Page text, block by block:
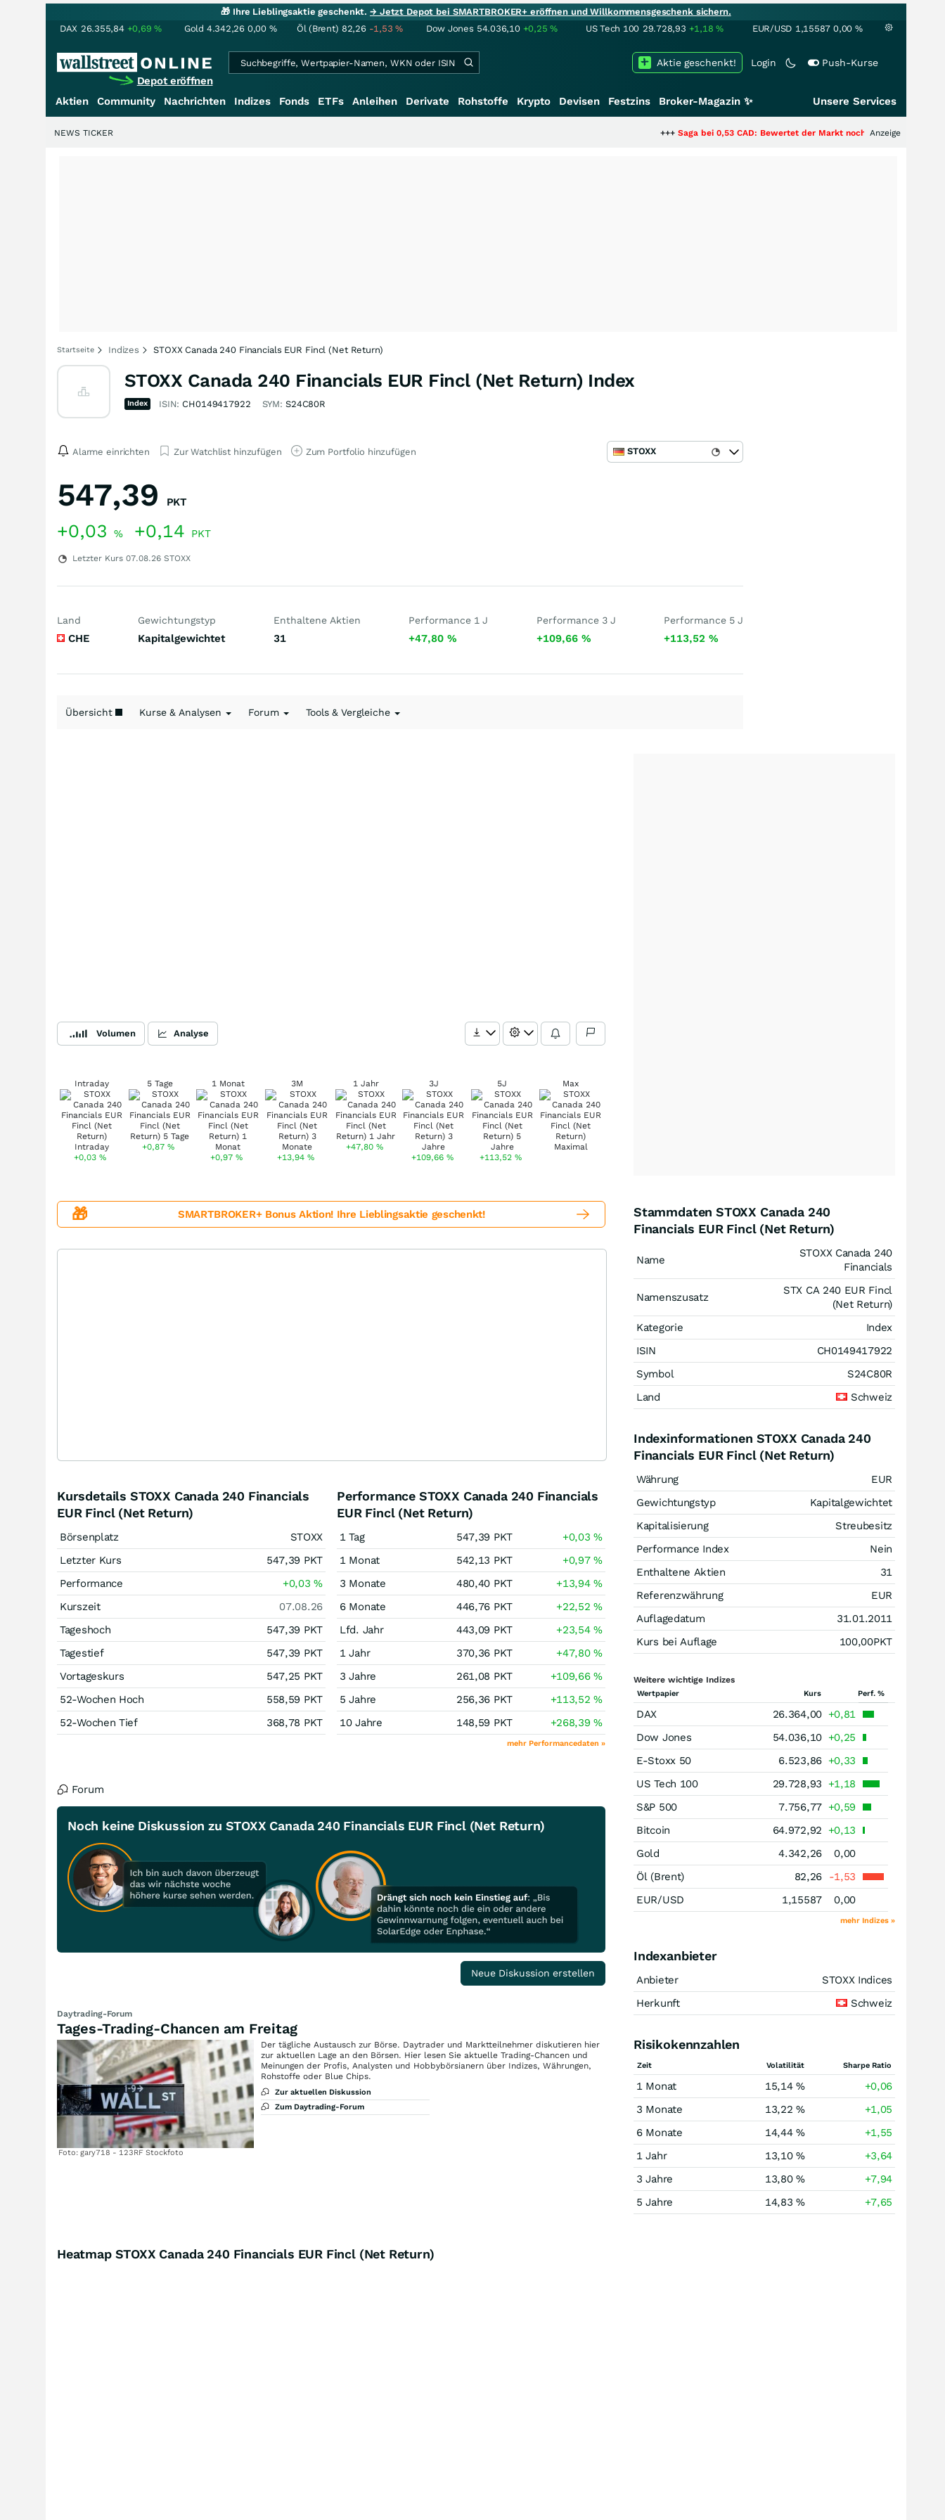
🎁 Ihre Lieblingsaktie geschenkt.→ Jetzt Depot bei SMARTBROKER+ eröffnen und Willkommensgeschenk sichern.
DAX 26.355,84 +0,69% Gold 4.342,26 0,00 % Öl (Brent) 82,26 -1,53% Dow Jones 54.036,10 +0,25% US Tech 100 29.728,93 +1,18% EUR/USD 1,15587 0,00 %
Depot eröffnen
Login Push-Kurse
Aktie geschenkt!
Aktien Community Nachrichten Indizes Fonds ETFs Anleihen Derivate Rohstoffe Krypto Devisen Festzins Broker-Magazin ✨ Unsere Services
Saga bei 0,53 CAD: Bewertet der Markt noch immer nur die Hälfte der
Anzeige
NEWS TICKER
Startseite Indizes STOXX Canada 240 Financials EUR Fincl (Net Return)
STOXX Canada 240 Financials EUR Fincl (Net Return) Index
Index ISIN: CH0149417922 SYM: S24C80R
Alarme einrichten Zur Watchlist hinzufügen Zum Portfolio hinzufügen STOXX
547,39 PKT
+0,03 % +0,14 PKT
Letzter Kurs 07.08.26 STOXX
Land
CHE
Gewichtungstyp
Kapitalgewichtet
Enthaltene Aktien
31
Performance 1 J
+47,80%
Performance 3 J
+109,66 %
Performance 5 J
+113,52 %
Übersicht Kurse & Analysen Forum Tools & Vergleiche
Volumen Analyse
Intraday
+0,03%
5 Tage
+0,87%
1 Monat
+0,97%
3M
+13,94%
1 Jahr
+47,80 %
3J
+109,66 %
5J
+113,52%
Max
🎁 SMARTBROKER+ Bonus Aktion! Ihre Lieblingsaktie geschenkt!
Kursdetails STOXX Canada 240 Financials
EUR Fincl (Net Return)
Börsenplatz
STOXX
Letzter Kurs
547,39 PKT
Performance
+0,03%
Kurszeit
07.08.26
Tageshoch
547,39 PKT
Tagestief
547,39 PKT
Vortageskurs
547,25 PKT
52-Wochen Hoch
558,59 PKT
52-Wochen Tief
368,78 PKT
Performance STOXX Canada 240 Financials
EUR Fincl (Net Return)
1 Tag 547,39 PKT +0,03%
1 Monat
542,13 PKT +0,97%
3 Monate
480,40 PKT +13,94%
6 Monate
446,76 PKT +22,52%
Lfd. Jahr
443,09 PKT +23,54%
1 Jahr
370,36 PKT +47,80%
3 Jahre
261,08 PKT +109,66%
5 Jahre
256,36 PKT +113,52%
10 Jahre
148,59 PKT +268,39%
mehr Performancedaten »
Forum
Noch keine Diskussion zu STOXX Canada 240 Financials EUR Fincl (Net Return)
Neue Diskussion erstellen
Daytrading-Forum
Tages-Trading-Chancen am Freitag
Foto: gary718 - 123RF Stockfoto
Der tägliche Austausch zur Börse. Daytrader und Marktteilnehmer diskutieren hier
zur aktuellen Lage an den Börsen. Hier lesen Sie aktuelle Trading-Chancen und
Meinungen der Profis, Analysten und Hobbybörsianern über Indizes, Währungen,
Rohstoffe oder Blue Chips.
Zur aktuellen Diskussion
Zum Daytrading-Forum
Stammdaten STOXX Canada 240
Financials EUR Fincl (Net Return)
Name
STOXX Canada 240
Financials
Namenszusatz
STX CA 240 EUR Fincl
(Net Return)
Kategorie
Index
ISIN
CH0149417922
Symbol
S24C80R
Land
Schweiz
Indexinformationen STOXX Canada 240
Financials EUR Fincl (Net Return)
Währung
EUR
Gewichtungstyp
Kapitalgewichtet
Kapitalisierung
Streubesitz
Performance Index
Nein
Enthaltene Aktien
31
Referenzwährung
EUR
Auflagedatum
31.01.2011
Kurs bei Auflage
100,00PKT
Weitere wichtige Indizes
Wertpapier Kurs Perf. %
DAX 26.364,00 +0,81
Dow Jones
54.036,10 +0,25
E-Stoxx 50
6.523,86 +0,33
US Tech 100
29.728,93
+1,18
S&P 500
7.756,77 +0,59
Bitcoin
64.972,92
+0,13
Gold
4.342,26
0,00
Öl (Brent)
82,26
-1,53
EUR/USD
1,15587 0,00
mehr Indizes »
Indexanbieter
Anbieter
STOXX Indices
Herkunft
Schweiz
Risikokennzahlen
Zeit Volatilität Sharpe Ratio
1 Monat 15,14 %
+0,06
3 Monate
13,22 %
+1,05
6 Monate
14,44 %
+1,55
1 Jahr
13,10 %
+3,64
3 Jahre
13,80 %
+7,94
5 Jahre
14,83 % +7,65
Heatmap STOXX Canada 240 Financials EUR Fincl (Net Return)